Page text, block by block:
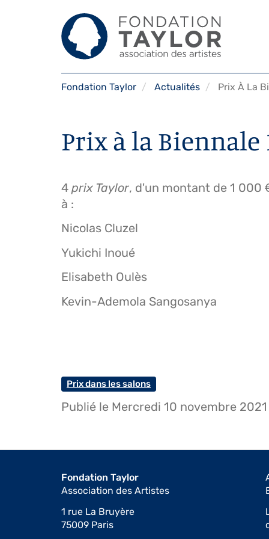
Fondation Taylor Actualités Prix À La
Prix à la Biennale
4 prix Taylor, d'un montant de 1 000
à :
Nicolas Cluzel
Yukichi Inoué
Elisabeth Oulès
Kevin-Ademola Sangosanya
Prix dans les salons
Publié le Mercredi 10 novembre 2021
Fondation Taylor
Association des Artistes
1 rue La Bruyère
75009 Paris